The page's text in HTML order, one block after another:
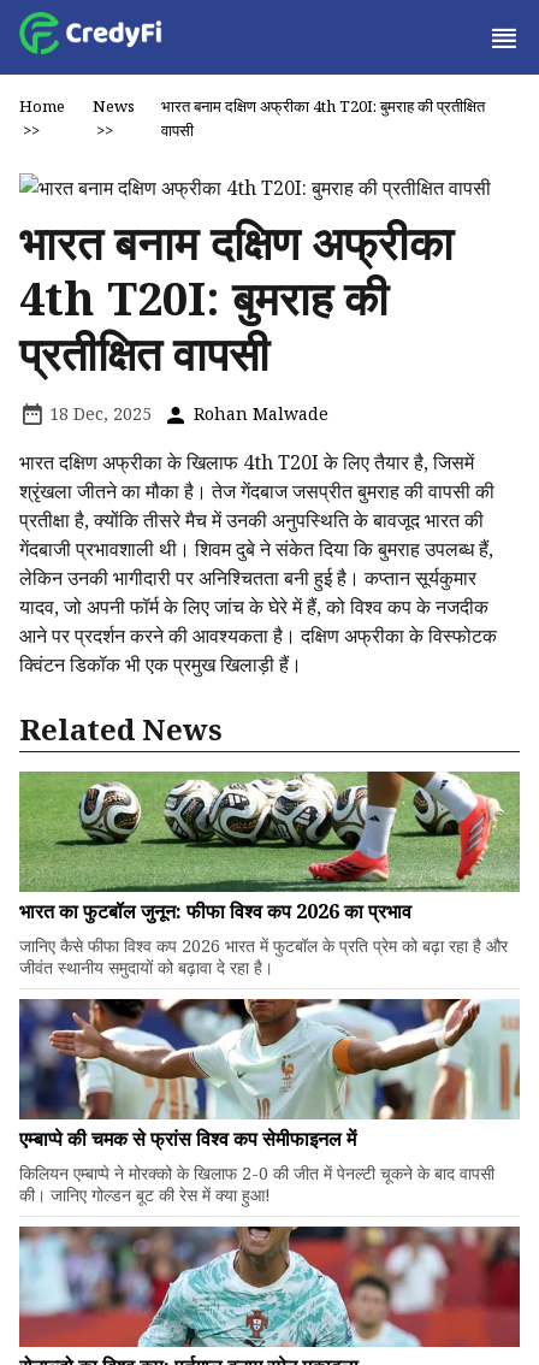
Home
>>
News
>>
भारत बनाम दक्षिण अफ्रीका 4th T20I: बुमराह की प्रतीक्षित
वापसी
भारत बनाम दक्षिण अफ्रीका
4th T20I: बुमराह की
प्रतीक्षित वापसी
18 Dec, 2025 Rohan Malwade
भारत दक्षिण अफ्रीका के खिलाफ 4th T20I के लिए तैयार है, जिसमें
श्रृंखला जीतने का मौका है। तेज गेंदबाज जसप्रीत बुमराह की वापसी की
प्रतीक्षा है, क्योंकि तीसरे मैच में उनकी अनुपस्थिति के बावजूद भारत की
गेंदबाजी प्रभावशाली थी। शिवम दुबे ने संकेत दिया कि बुमराह उपलब्ध हैं,
लेकिन उनकी भागीदारी पर अनिश्चितता बनी हुई है। कप्तान सूर्यकुमार
यादव, जो अपनी फॉर्म के लिए जांच के घेरे में हैं, को विश्व कप के नजदीक
आने पर प्रदर्शन करने की आवश्यकता है। दक्षिण अफ्रीका के विस्फोटक
क्विंटन डिकॉक भी एक प्रमुख खिलाड़ी हैं।
Related News
भारत का फुटबॉल जुनून: फीफा विश्व कप 2026 का प्रभाव
जानिए कैसे फीफा विश्व कप 2026 भारत में फुटबॉल के प्रति प्रेम को बढ़ा रहा है और
जीवंत स्थानीय समुदायों को बढ़ावा दे रहा है।
एम्बाप्पे की चमक से फ्रांस विश्व कप सेमीफाइनल में
किलियन एम्बाप्पे ने मोरक्को के खिलाफ 2-0 की जीत में पेनल्टी चूकने के बाद वापसी
की। जानिए गोल्डन बूट की रेस में क्या हुआ!